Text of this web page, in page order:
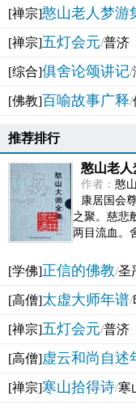
[禅宗]憨山老人梦游
[禅宗]五灯会元/普济
[综合]俱舍论颂讲记/
[佛教]百喻故事广释/
推荐排行
憨山老人
作者： 憨
康居国会
之聚。慈悲
两目流血。
[学佛]正信的佛教/圣
[高僧]太虚大师年谱/
[禅宗]五灯会元/普济
[高僧]虚云和尚自述
[禅宗]寒山拾得诗/寒